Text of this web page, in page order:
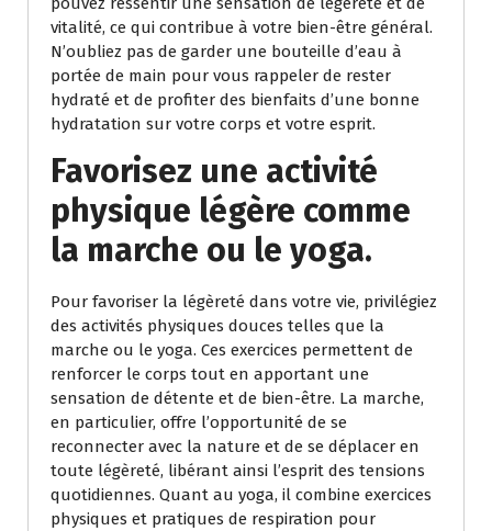
vitalité, ce qui contribue à votre bien-être général.
N’oubliez pas de garder une bouteille d’eau à
portée de main pour vous rappeler de rester
hydraté et de profiter des bienfaits d’une bonne
hydratation sur votre corps et votre esprit.
Favorisez une activité
physique légère comme
la marche ou le yoga.
Pour favoriser la légèreté dans votre vie, privilégiez
des activités physiques douces telles que la
marche ou le yoga. Ces exercices permettent de
renforcer le corps tout en apportant une
sensation de détente et de bien-être. La marche,
en particulier, offre l’opportunité de se
reconnecter avec la nature et de se déplacer en
toute légèreté, libérant ainsi l’esprit des tensions
quotidiennes. Quant au yoga, il combine exercices
physiques et pratiques de respiration pour